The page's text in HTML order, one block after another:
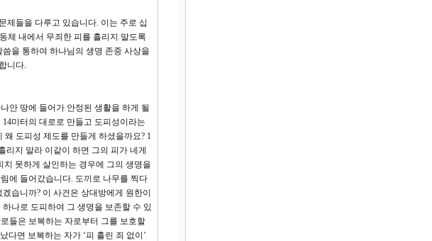
제들을 다루고 있습니다. 이는 주로 십
체 내에서 무죄한 피를 흘리지 말도록
을 통하여 하나님의 생명 존중 사상을
니다.
안 땅에 들어가 안정된 생활을 하게 될
미터의 대로로 만들고 도피성이라는
도피성 제도를 만들게 하셨을까요? 1
지 말라 이같이 하면 그의 피가 네게
못하게 살인하는 경우에 그의 생명을
에 들어갔습니다. 도끼로 나무를 찍다
습니까? 이 사건은 상대방에게 원한이
나로 도피하여 그 생명을 보존할 수 있
들은 보복하는 자로부터 그를 보호할
다면 보복하는 자가 ‘피 흘린 죄 없이’